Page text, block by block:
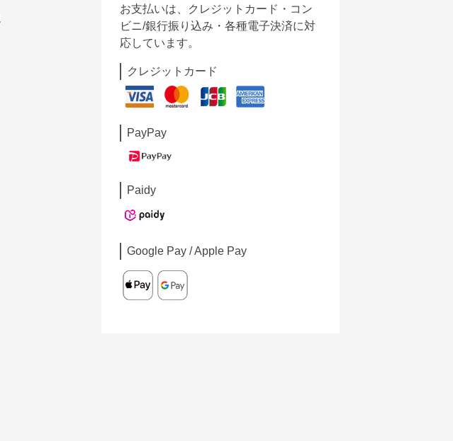
お支払いは、クレジットカード・コン
ビニ/銀行振り込み・各種電子決済に対
応しています。
クレジットカード
PayPay
Paidy
Google Pay / Apple Pay